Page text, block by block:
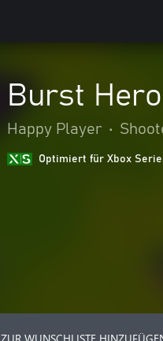
Burst Hero
Happy Player •
Optimiert für Xbox